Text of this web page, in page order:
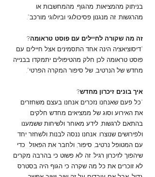
בניתוק מהמציאות, מהגוף, מהמחשבות או
מהרגשות. זה מנגנון פסיכולוגי וביולוגי מורכב".
זה מה שקורה לחיילים עם פוסט טראומה?
"דיסוציאציה הינה אחד התסמינים אצל חיילים עם
פוסט טראומה לכן חלק מהטיפולים יתמקדו בבנייה
מחדש של הנרטיב, של סיפור המקרה הפרטי".
איך בונים זיכרון מחדש?
"כל פעם שאנחנו נזכרים אנחנו בעצם משחזרים
את האירוע וסוג של ממציאים מחדש חלקים
בהתאם לרגשות, לידע מאוחר ולשיחות ששמענו
ולפירושים שנוצרו. אנחנו ננסה לבנות ולשחזר יחד
עם המטופל נרטיב, סיפור, ולחבר את הפאזל כדי
שיהפוך לזיכרון רגיל. זה לא פשוט כי בהרבה מקרים
לא זוכרים את כל מה שקרה כי הגוף היה בסטרס